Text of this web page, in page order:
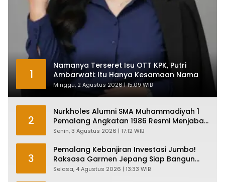
1
Namanya Terseret Isu OTT KPK, Putri
Ambarwati: Itu Hanya Kesamaan Nama
Minggu, 2 Agustus 2026 | 15:09 WIB
2
Nurkholes Alumni SMA Muhammadiyah 1
Pemalang Angkatan 1986 Resmi Menjabat
Plt Bupati, Inilah Pesan Ketua Asmam 86
Senin, 3 Agustus 2026 | 17:12 WIB
3
Pemalang Kebanjiran Investasi Jumbo!
Raksasa Garmen Jepang Siap Bangun
Pabrik dan Serap Ribuan Tenaga Kerja
Selasa, 4 Agustus 2026 | 13:33 WIB